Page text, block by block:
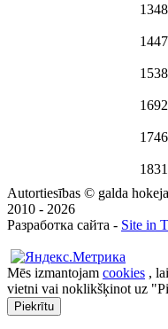
13
14
15
1692
1746
1831
Autortiesības © galda
2010 - 2026
Разработка сайта - Site in
Mēs izmantojam cookies ,
vietni vai noklikšķinot uz
Piekrītu